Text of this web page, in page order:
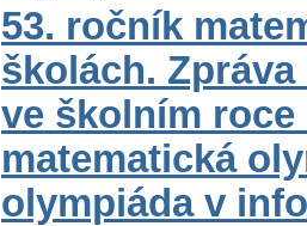
53. ročník
školách.
ve školním roce
matematická
olympiáda v